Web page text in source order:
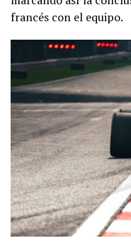
francés con el equipo.